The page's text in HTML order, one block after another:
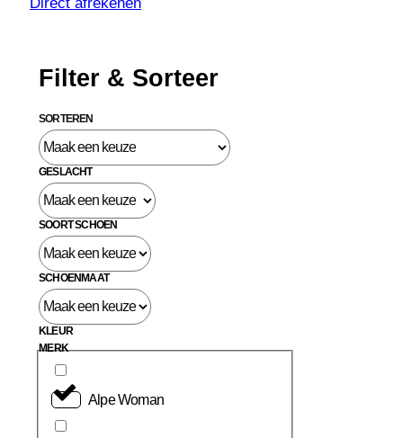
Direct afrekenen
Filter & Sorteer
SORTEREN
GESLACHT
SOORT SCHOEN
SCHOENMAAT
KLEUR
MERK
Alpe Woman